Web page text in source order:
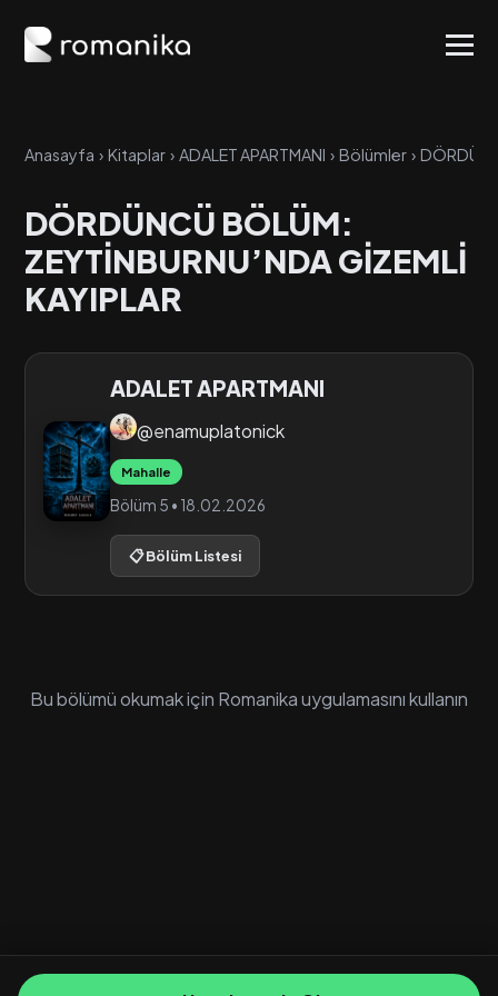
Anasayfa › Kitaplar › ADALET APARTMANI › Bölümler ›
DÖRDÜNCÜ BÖLÜM:
ZEYTİNBURNU’NDA GİZEMLİ
KAYIPLAR
ADALET APARTMANI
@enamuplatonick
Mahalle
Bölüm 5 • 18.02.2026
📋 Bölüm Listesi
Bu bölümü okumak için Romanika uygulamasını kullanın